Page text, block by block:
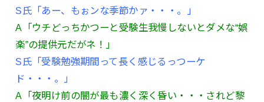
S氏「あー、もぉンな季節かァ・・・。」
A「ウチどっちかつーと受験生我慢しないとダメな“娯
楽”の提供元だがネ！」
S氏「受験勉強期間って長く感じるっつーケ
ド・・・。」
A「夜明け前の闇が最も濃く深く昏い・・・されど黎